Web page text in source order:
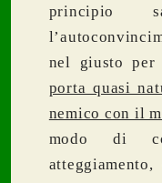
principio
nel giusto per
porta quasi
nemico con il
modo di